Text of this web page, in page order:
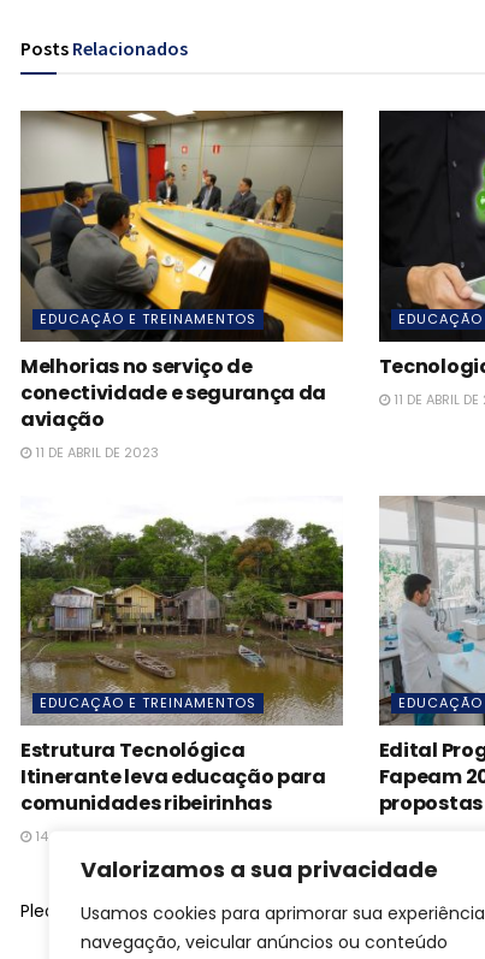
Valorizamos a sua privacidade
Usamos cookies para aprimorar sua
navegação, veicular anúncios ou conteúdo
Posts Relacionados
EDUCAÇÃO E TREINAMENTOS
Melhorias no serviço de
conectividade e segurança da
aviação
11 DE ABRIL DE 2023
11 DE ABRIL
EDUCAÇÃO E TREINAMENTOS
Estrutura Tecnológica
Itinerante leva educação para
comunidades ribeirinhas
14 DE ABRIL DE 2023
Edital
Fapeam
propostas
Please loginto join discussion